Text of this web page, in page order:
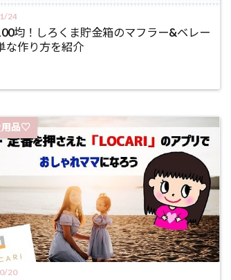
24
均！しろくま貯金箱のマフラー&ベレー
な作り方を紹介
用品♡
20